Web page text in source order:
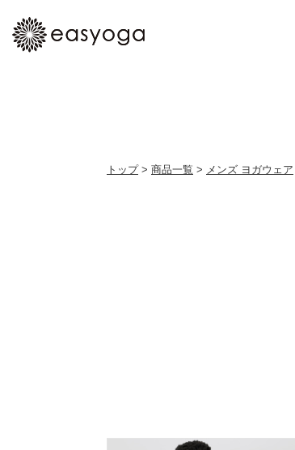
トップ> 商品一覧 > メンズ ヨガウェア